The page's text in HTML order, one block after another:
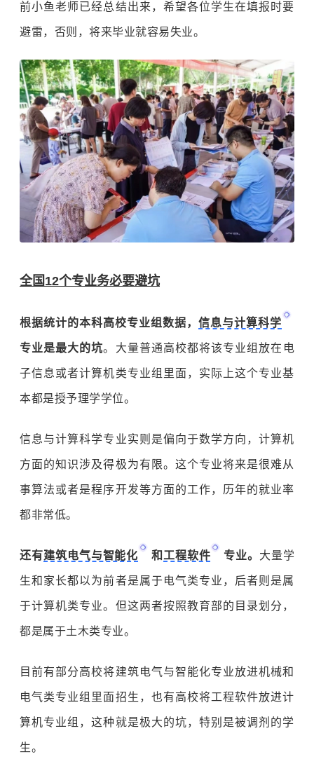
前小鱼老师已经总结出来，希望各位学生在填报时要
避雷，否则，将来毕业就容易失业。
全国12个专业务必要避坑
根据统计的本科高校专业组数据， 信息与计算科学
专业是最大的坑。大量普通高校都将该专业组放在电
子信息或者计算机类专业组里面，实际上这个专业基
本都是授予理学学位。
信息与计算科学专业实则是偏向于数学方向，计算机
方面的知识涉及得极为有限。这个专业将来是很难从
事算法或者是程序开发等方面的工作，历年的就业率
都非常低。
还有建筑电气与智能化 和 工程软件 专业。 大量学
生和家长都以为前者是属于电气类专业，后者则是属
于计算机类专业。但这两者按照教育部的目录划分，
都是属于土木类专业。
目前有部分高校将建筑电气与智能化专业放进机械和
电气类专业组里面招生，也有高校将工程软件放进计
算机专业组，这种就是极大的坑，特别是被调剂的学
生。